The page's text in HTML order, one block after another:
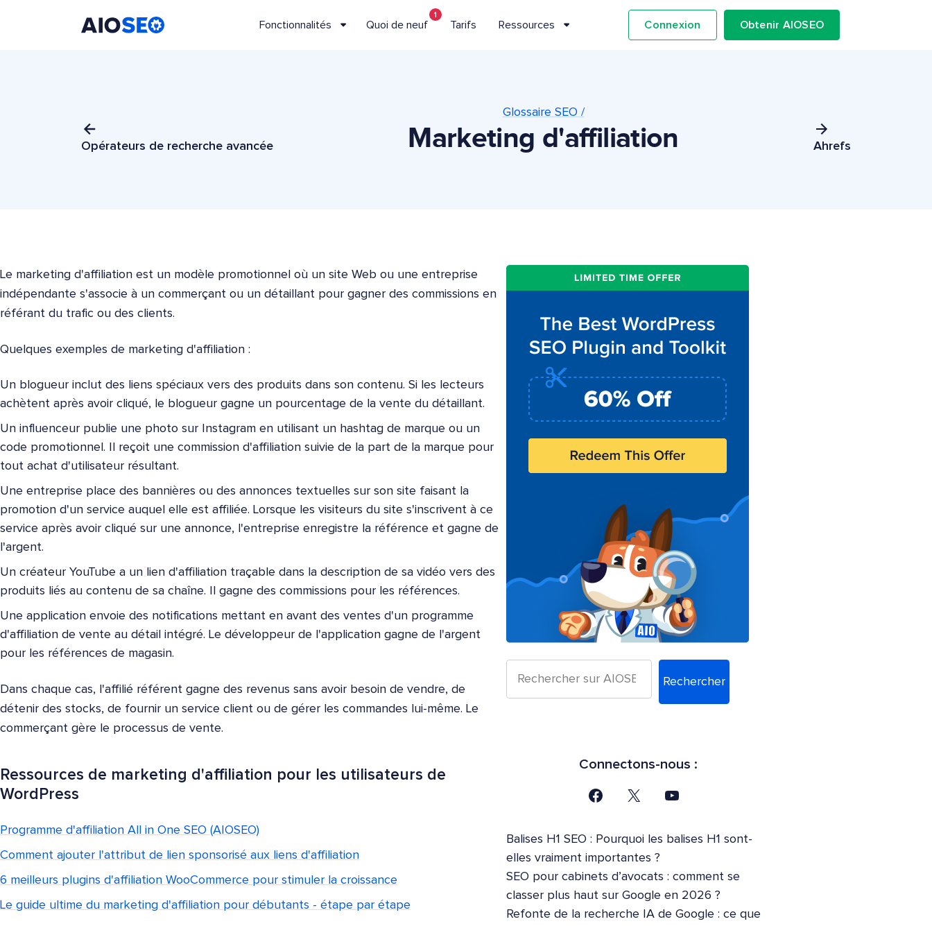
Fonctionnalités Quoi de neuf
1
Tarifs Ressources Connexion Obtenir AIOSEO
Opérateurs de recherche avancée
Glossaire SEO /
Marketing d'affiliation Ahrefs
Le marketing d'affiliation est un modèle promotionnel où un site Web ou une entreprise
indépendante s'associe à un commerçant ou un détaillant pour gagner des commissions en
référant du trafic ou des clients.
Quelques exemples de marketing d'affiliation :
Un blogueur inclut des liens spéciaux vers des produits dans son contenu. Si les lecteurs
achètent après avoir cliqué, le blogueur gagne un pourcentage de la vente du détaillant.
Un influenceur publie une photo sur Instagram en utilisant un hashtag de marque ou un
code promotionnel. Il reçoit une commission d'affiliation suivie de la part de la marque pour
tout achat d'utilisateur résultant.
Une entreprise place des bannières ou des annonces textuelles sur son site faisant la
promotion d'un service auquel elle est affiliée. Lorsque les visiteurs du site s'inscrivent à ce
service après avoir cliqué sur une annonce, l'entreprise enregistre la référence et gagne de
l'argent.
Un créateur YouTube a un lien d'affiliation traçable dans la description de sa vidéo vers des
produits liés au contenu de sa chaîne. Il gagne des commissions pour les références.
Une application envoie des notifications mettant en avant des ventes d'un programme
d'affiliation de vente au détail intégré. Le développeur de l'application gagne de l'argent
pour les références de magasin.
Dans chaque cas, l'affilié référent gagne des revenus sans avoir besoin de vendre, de
détenir des stocks, de fournir un service client ou de gérer les commandes lui-même. Le
commerçant gère le processus de vente.
Ressources de marketing d'affiliation pour les utilisateurs de
WordPress
Programme d'affiliation All in One SEO (AIOSEO)
Comment ajouter l'attribut de lien sponsorisé aux liens d'affiliation
6 meilleurs plugins d'affiliation WooCommerce pour stimuler la croissance
Le guide ultime du marketing d'affiliation pour débutants - étape par étape
Rechercher
Connectons-nous :
Balises H1 SEO : Pourquoi les balises H1 sont-
elles vraiment importantes ?
SEO pour cabinets d’avocats : comment se
classer plus haut sur Google en 2026 ?
Refonte de la recherche IA de Google : ce que